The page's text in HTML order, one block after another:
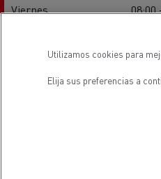
Viernes
08:00
DomingoUtilizamos cookies para
Elija sus preferencias a